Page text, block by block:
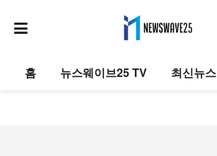
홈 뉴스웨이브25 TV 최신뉴스